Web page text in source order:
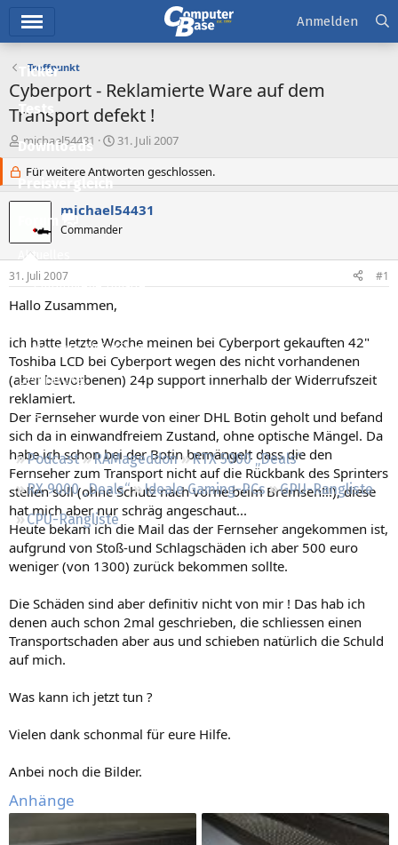
Ticker
Tests
Downloads
Preisvergleich
Forum
Aktuelles
Empfohlene Inhalte
Neueste Aktivitäten
Leserartikel
Regeln
Podcast RAMageddon
RTX 5000 „Deals“
RX 9000 „Deals“
Ideale Gaming-PCs
GPU-Rangliste
CPU-Rangliste
Anmelden
Treffpunkt
Cyberport - Reklamierte Ware auf dem
Transport defekt !
E
r
s
t
e
michael54431
E
s
t
e
l
l
m
31. Juli 2007
Für weitere Antworten geschlossen.
michael54431
Commander
31. Juli 2007 #1
Hallo Zusammen,
ich hatte letzte Woche meinen bei Cyberport gekauften 42"
Toshiba LCD bei Cyberport wegen des nicht vorhandenen
(aber beworbenen) 24p support innerhalb der Widerrufszeit
reklamiert.
Der Fernseher wurde von einer DHL Botin geholt und befand
sich da in einwandfreiem Zustand, ohne optische Mängel. Da
habe ich schon bei der Botin bemängelt dass die den
Fernseher zum Transport nicht auf die Rückbank des Sprinters
stellen soll (ohne Schutz nach vorne beim Bremsen!!!), diese
hat mich aber nur schräg angeschaut...
Heute bekam ich die Mail das der Fernseher angekommen ist,
aufgrund von Stoß-und Schlagschäden ich aber 500 euro
weniger (von 1300) zurück bekommen sollte.
Die Schäden sind aber definitiv nicht von mir ! Das hab ich
denen auch schon 2mal geschrieben, die schliessen einen
Transportschaden aber aus und schieben natürlich die Schuld
auf mich.
Was kann ich jetzt tun ?
Vielen dank schonmal für eure Hilfe.
Anbei noch die Bilder.
Anhänge